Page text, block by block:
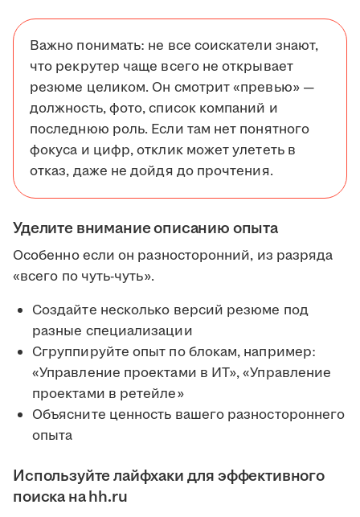
Важно понимать: не все соискатели знают,
что рекрутер чаще всего не открывает
резюме целиком. Он смотрит «превью» —
должность, фото, список компаний и
последнюю роль. Если там нет понятного
фокуса и цифр, отклик может улететь в
отказ, даже не дойдя до прочтения.
Уделите внимание описанию опыта
Особенно если он разносторонний, из разряда
«всего по чуть-чуть».
Создайте несколько версий резюме под
разные специализации
Сгруппируйте опыт по блокам, например:
«Управление проектами в ИТ», «Управление
проектами в ретейле»
Объясните ценность вашего разностороннего
опыта
Используйте лайфхаки для эффективного
поиска на hh.ru